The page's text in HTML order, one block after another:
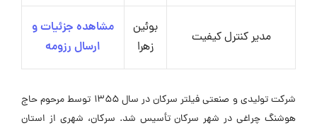
مدیر کنترل کیفیت
بوئین
زهرا
مشاهده جزئیات و
ارسال رزومه
شرکت تولیدی و صنعتی فیلتر سرکان در سال ۱۳۵۵ توسط مرحوم حاج
هوشنگ چراغی در شهر سرکان تأسیس شد. سرکان، شهری از استان